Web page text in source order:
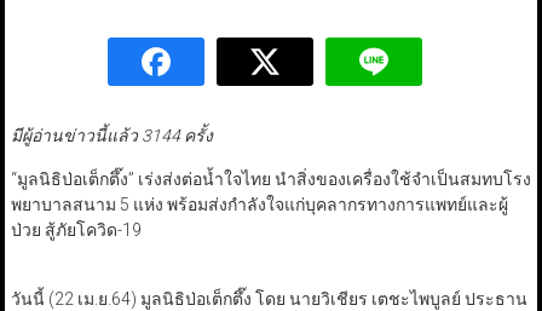
มีผู้อ่านข่าวนี้แล้ว 3144 ครั้ง
“มูลนิธิป่อเต็กตึ๊ง” เร่งส่งต่อน้ำใจไทย นำสิ่งของเครื่องใช้จำเป็นสมทบโรง
พยาบาลสนาม 5 แห่ง พร้อมส่งกำลังใจแก่บุคลากรทางการแพทย์และผู้
ป่วย สู้ภัยโควิด-19
วันนี้ (22 เม.ย.64) มูลนิธิป่อเต็กตึ๊ง โดย นายวิเชียร เตชะไพบูลย์ ประธาน